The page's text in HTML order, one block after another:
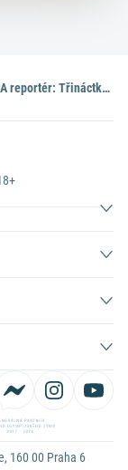
SAZKA reportér: Třináctka mi nosí štěstí
160 00 Praha 6